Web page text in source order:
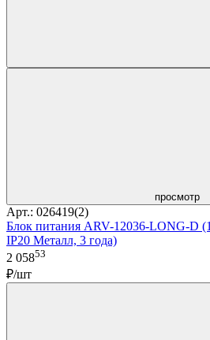
просмотр
Арт.: 026419(2)
Блок питания ARV-12036-LONG-D
IP20 Металл, 3 года)
2 05853
₽/шт